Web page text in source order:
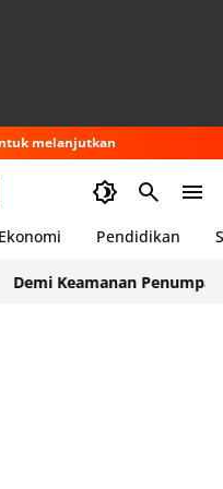
melanjutkan
Ekonomi Pendidikan
Keamanan Penumpang,